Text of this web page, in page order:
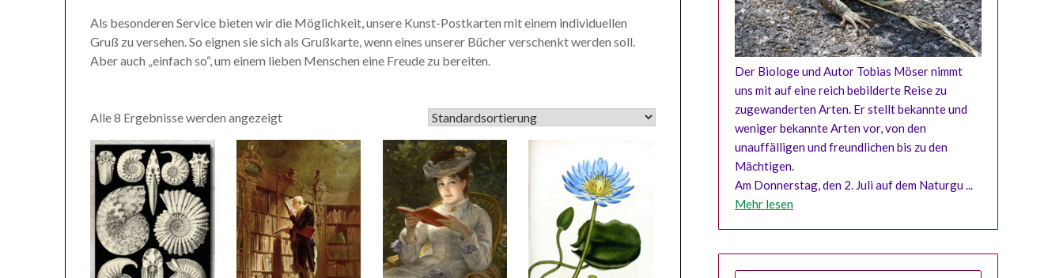
Als besonderen Service bieten wir die Möglichkeit, unsere Kunst-Postkarten mit einem individuellen
Gruß zu versehen. So eignen sie sich als Grußkarte, wenn eines unserer Bücher verschenkt werden soll.
Aber auch „einfach so“, um einem lieben Menschen eine Freude zu bereiten.
Alle 8 Ergebnisse werden angezeigt
Der Biologe und Autor Tobias Möser nimmt
uns mit auf eine reich bebilderte Reise zu
zugewanderten Arten. Er stellt bekannte und
weniger bekannte Arten vor, von den
unauffälligen und freundlichen bis zu den
Mächtigen.
Am Donnerstag, den 2. Juli auf dem Naturgu ...
Mehr lesen